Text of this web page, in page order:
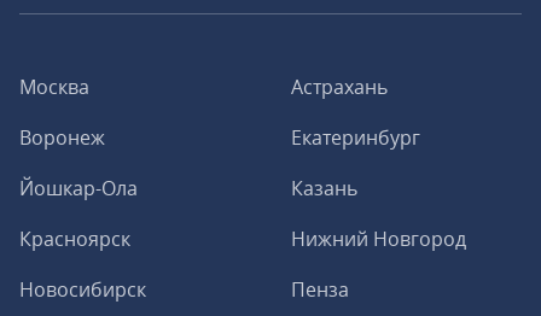
Москва
Астрахань
Воронеж
Екатеринбург
Йошкар-Ола
Казань
Красноярск
Нижний Новгород
Новосибирск
Пенза